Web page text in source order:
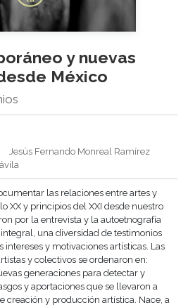
y nuevas
México
Jesús Fernando Monreal Ramírez
las relaciones entre artes y
XX y principios del XXI desde nuestro
por la entrevista y la autoetnografía
una diversidad de testimonios
y motivaciones artísticas. Las
y colectivos se ordenaron en:
generaciones para detectar y
y aportaciones que se llevaron a
creación y producción artística. Nace, a